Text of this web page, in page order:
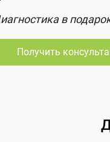
в
Получить